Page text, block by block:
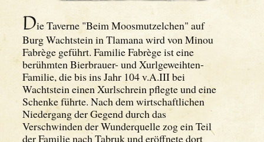
Die Taverne "Beim Moosmutzelchen" auf
Burg Wachtstein in Tlamana wird von Minou
Fabrège geführt. Familie Fabrège ist eine
berühmten Bierbrauer- und Xurlgeweihten-
Familie, die bis ins Jahr 104 v.A.III bei
Wachtstein einen Xurlschrein pflegte und eine
Schenke führte. Nach dem wirtschaftlichen
Niedergang der Gegend durch das
Verschwinden der Wunderquelle zog ein Teil
der Familie nach Tabruk und eröffnete dort